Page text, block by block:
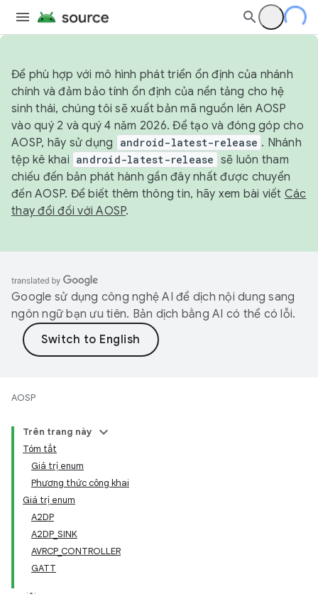
Để phù hợp với mô hình phát triển ổn định của nhánh
chính và đảm bảo tính ổn định của nền tảng cho hệ
sinh thái, chúng tôi sẽ xuất bản mã nguồn lên AOSP
vào quý 2 và quý 4 năm 2026. Để tạo và đóng góp cho
AOSP, hãy sử dụng
android-latest-release . Nhánh
tệp kê khai android-latest-release sẽ luôn tham
chiếu đến bản phát hành gần đây nhất được chuyển
đến AOSP. Để biết thêm thông tin, hãy xem bài viết Các
thay đổi đối với AOSP.
Google sử dụng công nghệ AI để dịch nội dung sang
ngôn ngữ bạn ưu tiên. Bản dịch bằng AI có thể có lỗi.
AOSP
Trên trang này
Tóm tắt
Giá trị enum
Phương thức công khai
Giá trị enum
A2DP
A2DP_SINK
AVRCP_CONTROLLER
GATT